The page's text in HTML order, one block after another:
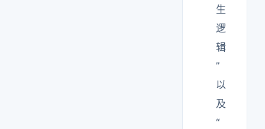
生
逻
辑
”
以
及
“